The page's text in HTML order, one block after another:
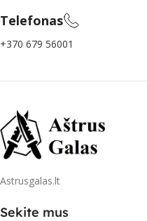
Telefonas
+370 679 56001
Astrusgalas.lt
Sekite mus